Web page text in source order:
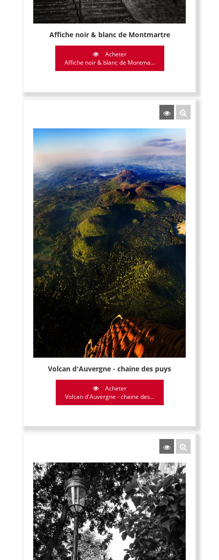
Affiche noir & blanc de Montmartre
Acheter
Affiche noir & blanc de Montma...
Volcan d'Auvergne - chaine des puys
Acheter
Volcan d'Auvergne - chaine des...